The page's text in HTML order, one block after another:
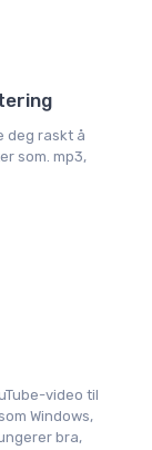
deg raskt å
som. mp3,
video til
Windows,
bra,